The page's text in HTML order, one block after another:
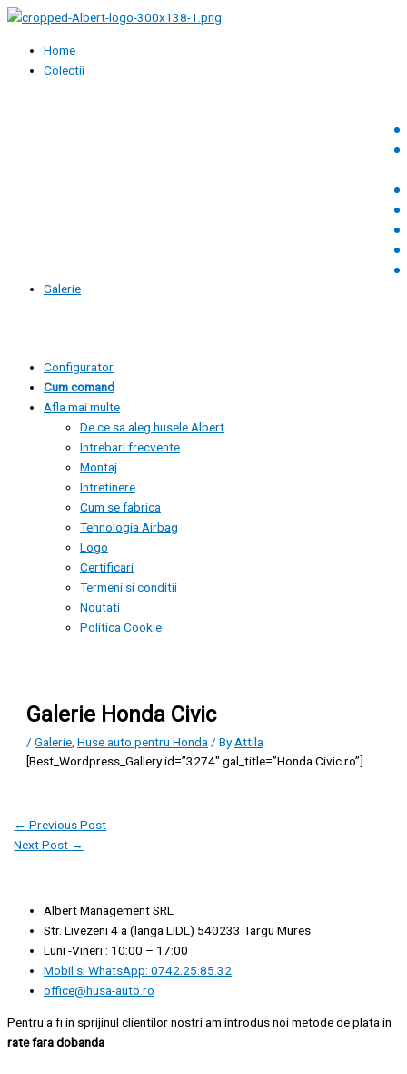
Skip
contentHome
Colectii
Galerie
Configurator
Cum comand
Afla mai multe
De ce sa aleg husele Albert
Intrebari frecvente
Montaj
Intretinere
Cum se fabrica
Tehnologia Airbag
Logo
Certificari
Termeni si conditii
Noutati
Politica Cookie
Galerie Honda Civic
/Galerie ,Huse auto pentru Honda / ByAttila
[Best_Wordpress_Gallery id=”3274″ gal_title=”Honda Civic ro”]
← Previous Post
Next Post →
Albert Management SRL
Str. Livezeni 4 a (langa LIDL) 540233 Targu Mures
Luni -Vineri : 10:00 – 17:00
Mobil si WhatsApp: 0742.25.85.32
office@husa-auto.ro
Pentru a fi in sprijinul clientilor nostri am introdus noi metode de plata in
rate fara dobanda